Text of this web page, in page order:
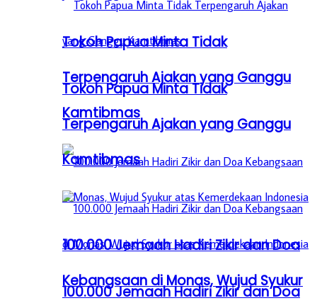
Tokoh Papua Minta Tidak
Terpengaruh Ajakan yang Ganggu
Kamtibmas
100.000 Jemaah Hadiri Zikir dan Doa
Kebangsaan di Monas, Wujud Syukur
Tokoh Papua Minta Tidak
Terpengaruh Ajakan yang Ganggu
Kamtibmas
100.000 Jemaah Hadiri Zikir dan Doa